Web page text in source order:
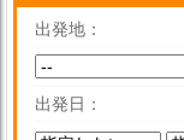
出発地
出発日